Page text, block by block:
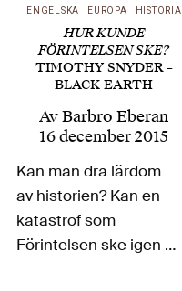
ENGELSKA EUROPA HISTORIA
HUR KUNDE
FÖRINTELSEN SKE?
TIMOTHY SNYDER –
BLACK EARTH
AvBarbro Eberan
16 december 2015
Kan man dra lärdom
av historien? Kan en
katastrof som
Förintelsen ske igen –